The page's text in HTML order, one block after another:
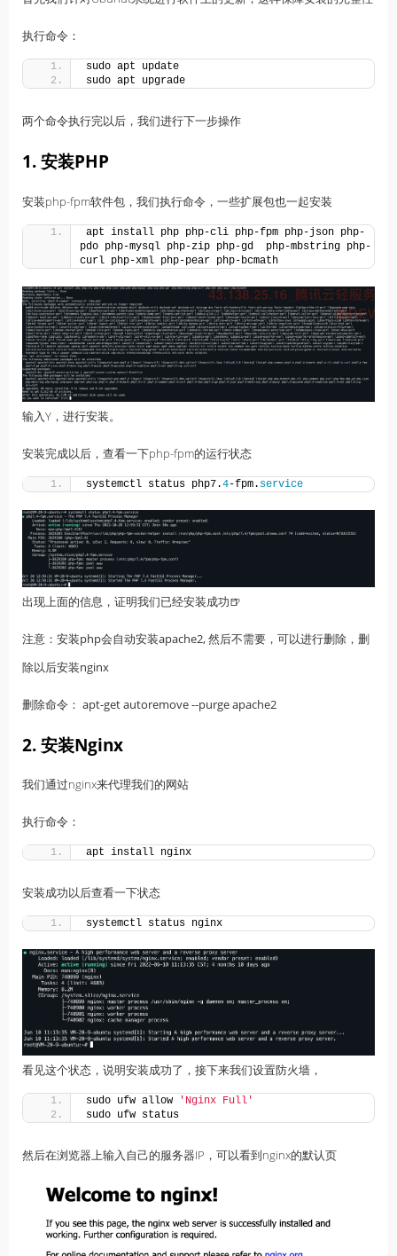
执行命令：
sudo apt update
sudo apt upgrade
两个命令执行完以后，我们进行下一步操作
1. 安装PHP
安装php-fpm软件包，我们执行命令，一些扩展包也一起安装
apt install php php-cli php-fpm php-json php-
pdo php-mysql php-zip php-gd  php-mbstring php-
curl php-xml php-pear php-bcmath
输入Y，进行安装。
安装完成以后，查看一下php-fpm的运行状态
systemctl status php7.4-fpm. service
出现上面的信息，证明我们已经安装成功🍺
注意：安装php会自动安装apache2, 然后不需要，可以进行删除，删
除以后安装nginx
删除命令： apt-get autoremove --purge apache2
2. 安装Nginx
我们通过nginx来代理我们的网站
执行命令：
apt install nginx
安装成功以后查看一下状态
systemctl status nginx
看见这个状态，说明安装成功了，接下来我们设置防火墙，
sudo ufw allow
'Nginx Full'
sudo ufw status
然后在浏览器上输入自己的服务器IP，可以看到nginx的默认页